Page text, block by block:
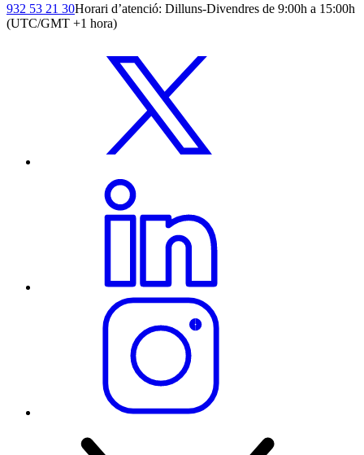
932 53 21 30Horari d’atenció: Dilluns-Divendres de 9:00h a 15:00h
(UTC/GMT +1 hora)